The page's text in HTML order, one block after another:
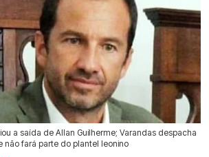
a saída de Allan Guilherme; Varandas despacha
não fará parte do plantel leonino